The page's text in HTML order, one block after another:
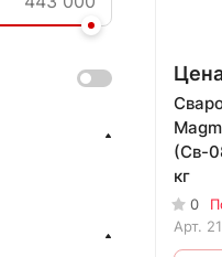
(Св-
кг
0
Арт.